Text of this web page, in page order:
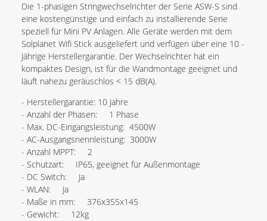
Die 1-phasigen Stringwechselrichter der Serie ASW-S sind
eine kostengünstige und einfach zu installierende Serie
speziell für Mini PV Anlagen. Alle Geräte werden mit dem
Solplanet Wifi Stick ausgeliefert und verfügen über eine 10 -
Jährige Herstellergarantie. Der Wechselrichter hat ein
kompaktes Design, ist für die Wandmontage geeignet und
läuft nahezu geräuschlos < 15 dB(A).
- Herstellergarantie: 10 Jahre
- Anzahl der Phasen: 1 Phase
- Max. DC-Eingangsleistung: 4500W
- AC-Ausgangsnennleistung: 3000W
- Anzahl MPPT: 2
- Schutzart: IP65, geeignet für Außenmontage
- DC Switch: Ja
- WLAN: Ja
- Maße in mm: 376x355x145
- Gewicht: 12kg